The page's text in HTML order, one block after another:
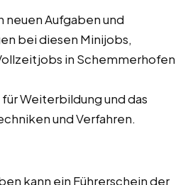
neuen Aufgaben und
bei diesen Minijobs,
in Schemmerhofen
Weiterbildung und das
und Verfahren.
kann ein Führerschein der